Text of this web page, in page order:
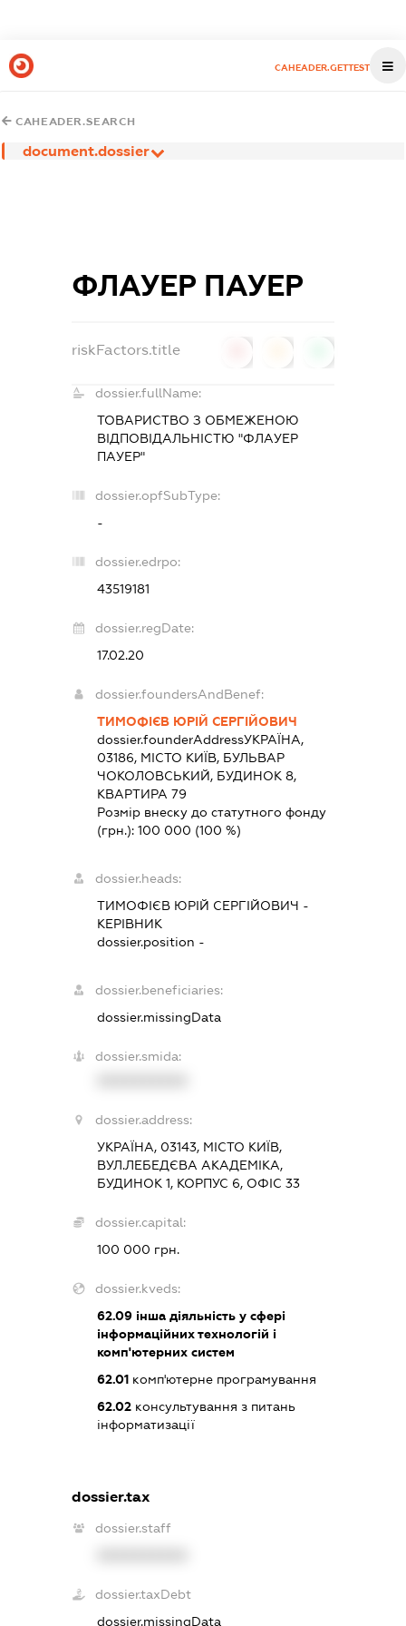
CAHEADER.GETTEST
CAHEADER.SEARCH
document.dossier
ФЛАУЕР ПАУЕР
riskFactors.title
dossier.fullName:
ТОВАРИСТВО З ОБМЕЖЕНОЮ
ВІДПОВІДАЛЬНІСТЮ "ФЛАУЕР
ПАУЕР"
dossier.opfSubType:
-
dossier.edrpo:
43519181
dossier.regDate:
17.02.20
dossier.foundersAndBenef:
ТИМОФІЄВ ЮРІЙ СЕРГІЙОВИЧ
dossier.founderAddressУКРАЇНА,
03186, МІСТО КИЇВ, БУЛЬВАР
ЧОКОЛОВСЬКИЙ, БУДИНОК 8,
КВАРТИРА 79
Розмір внеску до статутного фонду
(грн.):100 000 (100 %)
dossier.heads:
ТИМОФІЄВ ЮРІЙ СЕРГІЙОВИЧ -
КЕРІВНИК
dossier.position -
dossier.beneficiaries:
dossier.missingData
dossier.smida:
dossier.address:
УКРАЇНА, 03143, МІСТО КИЇВ,
ВУЛ.ЛЕБЕДЄВА АКАДЕМІКА,
БУДИНОК 1, КОРПУС 6, ОФІС 33
dossier.capital:
100 000 грн.
dossier.kveds:
62.09 інша діяльність у сфері
інформаційних технологій і
комп'ютерних систем
62.01 комп'ютерне програмування
62.02 консультування з питань
інформатизації
dossier.tax
dossier.staff
dossier.taxDebt
dossier.missingData